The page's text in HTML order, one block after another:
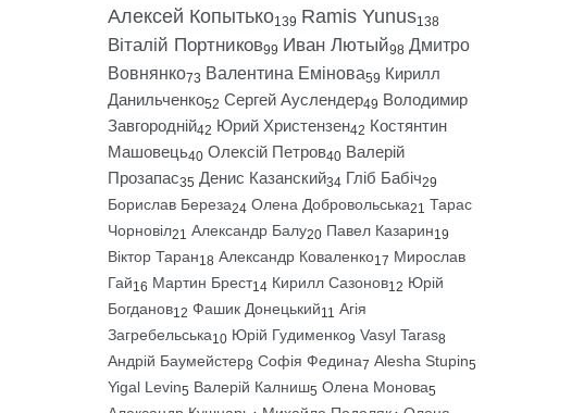
Алексей Копытько139 Ramis Yunus138
Віталій Портников99 Иван Лютый98 Дмитро
Вовнянко73 Валентина Емінова59 Кирилл
Данильченко52 Сергей Ауслендер49 Володимир
Завгородній42 Юрий Христензен42 Костянтин
Машовець40 Олексій Петров40 Валерій
Прозапас35 Денис Казанский34 Гліб Бабіч29
Борислав Береза24 Олена Добровольська21 Тарас
Чорновіл21 Александр Балу20 Павел Казарин19
Віктор Таран18 Александр Коваленко17 Мирослав
Гай16 Мартин Брест14 Кирилл Сазонов12 Юрій
Богданов12 Фашик Донецький11 Агія
Загребельська10 Юрій Гудименко9 Vasyl Taras8
Андрій Баумейстер8 Софія Федина7 Alesha Stupin5
Yigal Levin5 Валерій Калниш5 Олена Монова5